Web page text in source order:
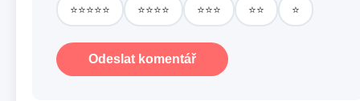
⭐⭐⭐⭐⭐ ⭐⭐⭐⭐ ⭐⭐⭐ ⭐⭐ ⭐
Odeslat komentář